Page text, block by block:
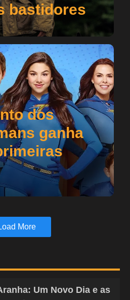
bastidores
dos
ganha
More
Um Novo Dia e as